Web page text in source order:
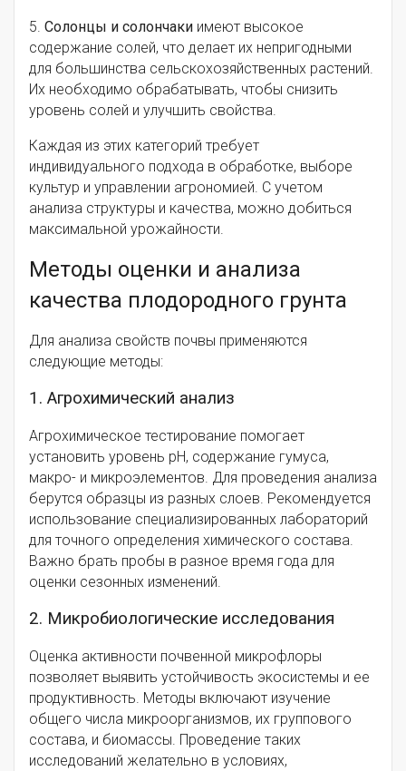
5. Солонцы и солончаки имеют высокое
содержание солей, что делает их непригодными
для большинства сельскохозяйственных растений.
Их необходимо обрабатывать, чтобы снизить
уровень солей и улучшить свойства.
Каждая из этих категорий требует
индивидуального подхода в обработке, выборе
культур и управлении агрономией. С учетом
анализа структуры и качества, можно добиться
максимальной урожайности.
Методы оценки и анализа
качества плодородного грунта
Для анализа свойств почвы применяются
следующие методы:
1. Агрохимический анализ
Агрохимическое тестирование помогает
установить уровень pH, содержание гумуса,
макро- и микроэлементов. Для проведения анализа
берутся образцы из разных слоев. Рекомендуется
использование специализированных лабораторий
для точного определения химического состава.
Важно брать пробы в разное время года для
оценки сезонных изменений.
2. Микробиологические исследования
Оценка активности почвенной микрофлоры
позволяет выявить устойчивость экосистемы и ее
продуктивность. Методы включают изучение
общего числа микроорганизмов, их группового
состава, и биомассы. Проведение таких
исследований желательно в условиях,